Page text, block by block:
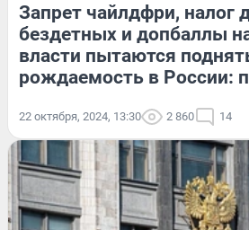
Запрет чайлдфри, налог
бездетных и допбаллы
власти пытаются
рождаемость в России:
22 октября, 2024, 13:30 2 860 14